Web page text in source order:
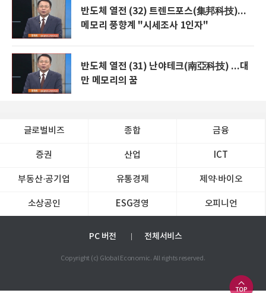
반도체 열전 (32) 트렌드포스(集邦科技)...
메모리 풍향계 "시세조사 1인자"
반도체 열전 (31) 난야테크(南亞科技) ...대
만 메모리의 꿈
글로벌비즈 종합 금융
증권 산업 ICT
부동산·공기업 유통경제 제약∙바이오
소상공인 ESG경영 오피니언
PC 버전 전체서비스
Copyright (c) Global Economic. All rights reserved.